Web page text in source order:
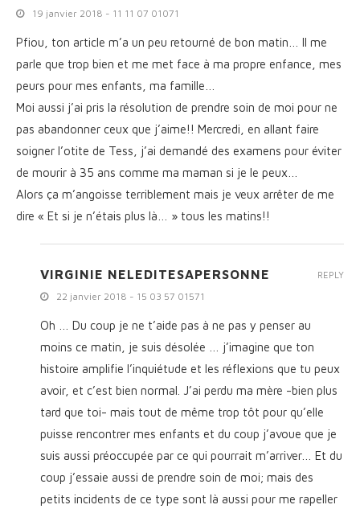
19 janvier 2018 - 11 11 07 01071
Pfiou, ton article m’a un peu retourné de bon matin… Il me
parle que trop bien et me met face à ma propre enfance, mes
peurs pour mes enfants, ma famille…
Moi aussi j’ai pris la résolution de prendre soin de moi pour ne
pas abandonner ceux que j’aime!! Mercredi, en allant faire
soigner l’otite de Tess, j’ai demandé des examens pour éviter
de mourir à 35 ans comme ma maman si je le peux…
Alors ça m’angoisse terriblement mais je veux arrêter de me
dire « Et si je n’étais plus là… » tous les matins!!
VIRGINIE NELEDITESAPERSONNE
22 janvier 2018 - 15 03 57 01571
Oh … Du coup je ne t’aide pas à ne pas y penser au
moins ce matin, je suis désolée … j’imagine que ton
histoire amplifie l’inquiétude et les réflexions que tu peux
avoir, et c’est bien normal. J’ai perdu ma mère -bien plus
tard que toi- mais tout de même trop tôt pour qu’elle
puisse rencontrer mes enfants et du coup j’avoue que je
suis aussi préoccupée par ce qui pourrait m’arriver… Et du
coup j’essaie aussi de prendre soin de moi; mais des
petits incidents de ce type sont là aussi pour me rapeller
REPLY